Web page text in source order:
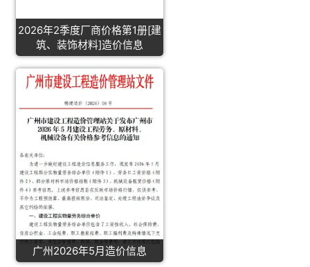
2026年2季度厂商价格第1册[建
筑、装饰材料]造价信息
广州2026年5月造价信息